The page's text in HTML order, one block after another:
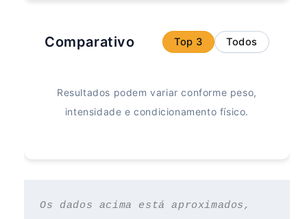
Comparativo Top 3 Todos
Resultados podem variar conforme peso,
intensidade e condicionamento físico.
Os dados acima está aproximados,